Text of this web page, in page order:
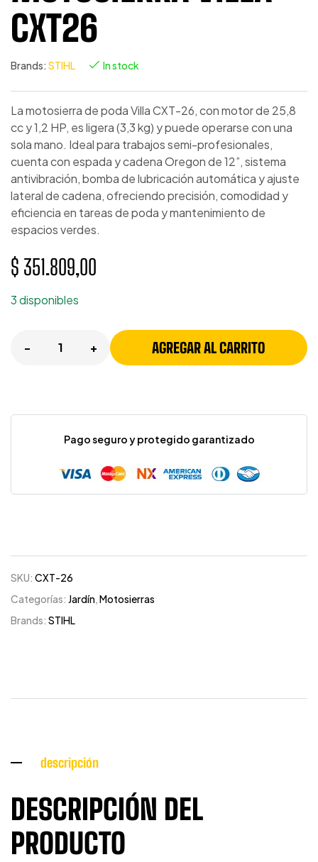
CXT26
Brands: STIHL In stock
La motosierra de poda Villa CXT-26, con motor de 25,8
cc y 1,2 HP, es ligera (3,3 kg) y puede operarse con una
sola mano. Ideal para trabajos semi-profesionales,
cuenta con espada y cadena Oregon de 12”, sistema
antivibración, bomba de lubricación automática y ajuste
lateral de cadena, ofreciendo precisión, comodidad y
eficiencia en tareas de poda y mantenimiento de
espacios verdes.
$ 351.809,00
3 disponibles
- + AGREGAR AL CARRITO
Pago seguro y protegido garantizado
SKU: CXT-26
Categorías: Jardín,Motosierras
Brands: STIHL
descripción
DESCRIPCIÓN DEL
PRODUCTO